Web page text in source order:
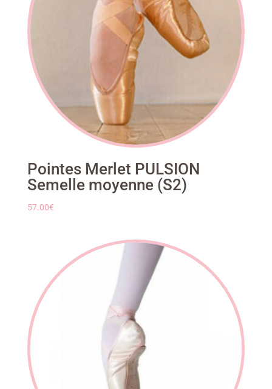
Pointes Merlet PULSION
Semelle moyenne (S2)
57.00€